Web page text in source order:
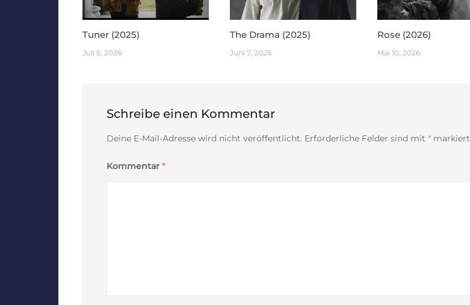
Tuner (2025)
Juli 5, 2026
The Drama (2025)
Juni 7, 2026
Rose (2026)
Mai 10, 2026
Schreibe einen Kommentar
Deine E-Mail-Adresse wird nicht veröffentlicht. Erforderliche Felder sind mit * markiert
Kommentar *